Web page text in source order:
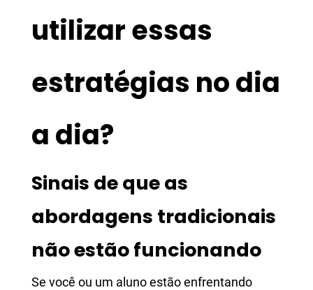
utilizar essas
estratégias no dia
a dia?
Sinais de que as
abordagens tradicionais
não estão funcionando
Se você ou um aluno estão enfrentando